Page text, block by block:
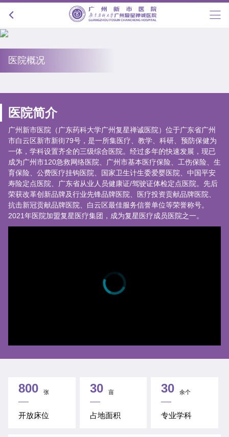
医院概况
医院简介
广州新市医院（广东药科大学广州复星禅诚医院）位于广东省广州
市白云区新市新街79号，是一所集医疗、教学、科研、预防保健为
一体，学科设置齐全的三级综合医院。经过多年的快速发展，现已
成为广州市120急救网络医院、广州市基本医疗保险、工伤保险、生
育保险、公费医疗挂钩医院、国家卫生计生委爱婴医院、中国平安
寿险定点医院、广东省从业人员健康证/驾驶证体检定点医院。先后
荣获改革创新品牌及行业先锋品牌医院、医疗投资贡献品牌医院、
抗击新冠贡献品牌医院、白云区最佳服务信誉单位等荣誉称号。
2021年医院加盟复星医疗集团，成为复星医疗成员医院之一。
800 张
开放床位
30 亩
占地面积
30 余个
专业学科